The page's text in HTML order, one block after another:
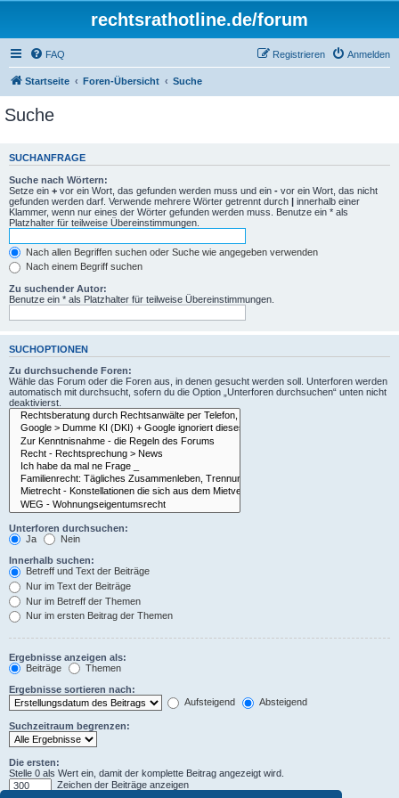
rechtsrathotline.de/forum
FAQ Anmelden
Registrieren
Startseite Foren-Übersicht Suche
Suche
SUCHANFRAGE
Suche nach Wörtern:
Setze ein + vor ein Wort, das gefunden werden muss und ein - vor ein Wort, das nicht
gefunden werden darf. Verwende mehrere Wörter getrennt durch | innerhalb einer
Klammer, wenn nur eines der Wörter gefunden werden muss. Benutze ein * als
Platzhalter für teilweise Übereinstimmungen.
Nach allen Begriffen suchen oder Suche wie angegeben verwenden
Nach einem Begriff suchen
Zu suchender Autor:
Benutze ein * als Platzhalter für teilweise Übereinstimmungen.
SUCHOPTIONEN
Zu durchsuchende Foren:
Wähle das Forum oder die Foren aus, in denen gesucht werden soll. Unterforen werden
automatisch mit durchsucht, sofern du die Option „Unterforen durchsuchen“ unten nicht
deaktivierst.
Unterforen durchsuchen:
Ja
Nein
Innerhalb suchen:
Betreff und Text der Beiträge
Nur im Text der Beiträge
Nur im Betreff der Themen
Nur im ersten Beitrag der Themen
Ergebnisse anzeigen als:
Beiträge
Themen
Ergebnisse sortieren nach:
Aufsteigend
Absteigend
Suchzeitraum begrenzen:
Die ersten:
Stelle 0 als Wert ein, damit der komplette Beitrag angezeigt wird.
Zeichen der Beiträge anzeigen